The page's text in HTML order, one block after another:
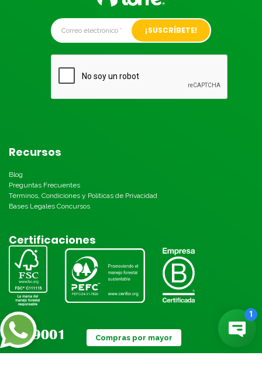
Alternative:
Recursos
Blog
Preguntas Frecuentes
Términos, Condiciones y Políticas de Privacidad
Bases Legales Concursos
Certificaciones
Compras por mayor